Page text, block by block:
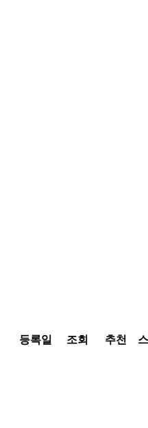
등록일 조회 추천